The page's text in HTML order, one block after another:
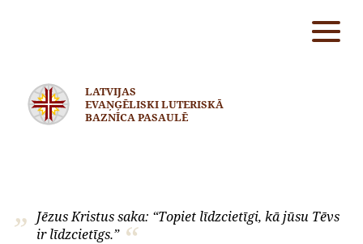
LATVIJAS
EVAŅĢĒLISKI LUTERISKĀ
BAZNĪCA PASAULĒ
Jēzus Kristus saka: “Topiet līdzcietīgi, kā jūsu Tēvs
ir līdzcietīgs.”